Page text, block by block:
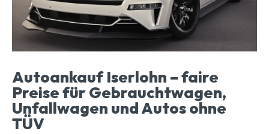
Autoankauf Iserlohn – faire
Preise für Gebrauchtwagen,
Unfallwagen und Autos ohne
TÜV